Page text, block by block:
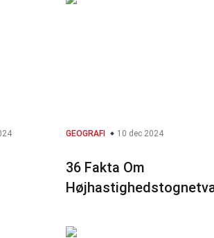
GEOGRAFI 10 dec 2024
36 Fakta Om